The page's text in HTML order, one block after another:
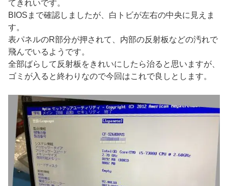
てきれいです。
BIOSまで確認しましたが、白トビが左右の中央に見えま
す。
表パネルのR部分が押されて、内部の反射板などの汚れで
飛んでいるようです。
全部ばらして反射板をきれいにしたら治ると思いますが、
ゴミが入ると終わりなので今回はこれで良しとします。